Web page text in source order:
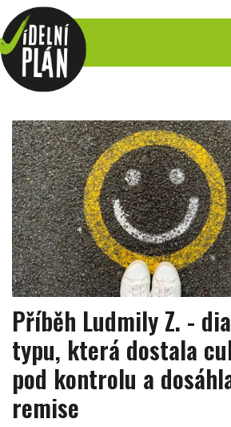
Příběh Ludmily Z. -
typu, která dostala
pod kontrolu a
remise